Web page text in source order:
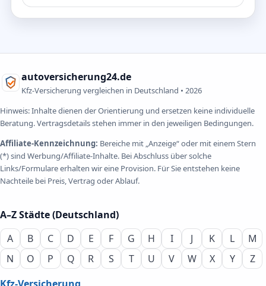
autoversicherung24.de
Kfz-Versicherung vergleichen in Deutschland • 2026
Hinweis: Inhalte dienen der Orientierung und ersetzen keine individuelle
Beratung. Vertragsdetails stehen immer in den jeweiligen Bedingungen.
Affiliate-Kennzeichnung: Bereiche mit „Anzeige“ oder mit einem Stern
(*) sind Werbung/Affiliate-Inhalte. Bei Abschluss über solche
Links/Formulare erhalten wir eine Provision. Für Sie entstehen keine
Nachteile bei Preis, Vertrag oder Ablauf.
A–Z Städte (Deutschland)
A
B C D E F G H I J K L
M
N
O P Q R S T U V W X Y
Z